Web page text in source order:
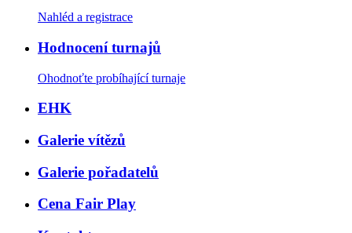
Nahléd a registrace
Hodnocení turnajů
Ohodnoťte probíhající turnaje
EHK
Galerie vítězů
Galerie pořadatelů
Cena Fair Play